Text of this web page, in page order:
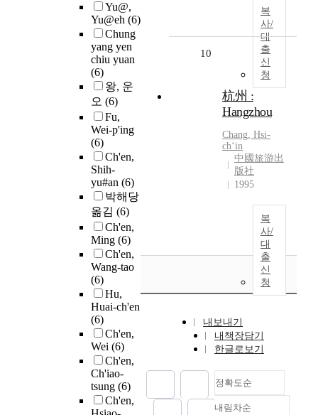
Yu@,
Yu@eh (6)
Chung
yang yen
chiu yuan
(6)
왕, 운
오 (6)
Fu,
Wei-p'ing
(6)
Ch'en,
Shih-
yu#an (6)
박해당
옮김 (6)
Ch'en,
Ming (6)
Ch'en,
Wang-tao
(6)
Hu,
Huai-ch'en
(6)
Ch'en,
Wei (6)
Ch'en,
Ch'iao-
tsung (6)
Ch'en,
복
사/
대
출
신
청
10
杭州 :
Hangzhou
Chang, Hsi-
chʻin
中國旅游出
版社
1995
복
사/
대
출
신
청
내보내기
내책장담기
한글로보기
정확도순
내림차순